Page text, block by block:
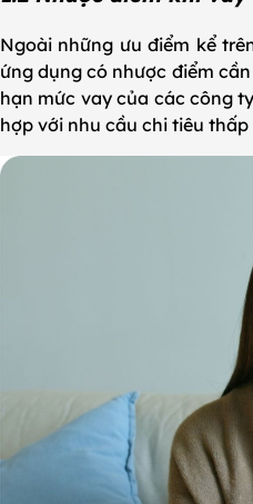
Ngoài những ưu điểm kể
ứng dụng có nhược điểm
hạn mức vay của các công
hợp với nhu cầu chi tiêu